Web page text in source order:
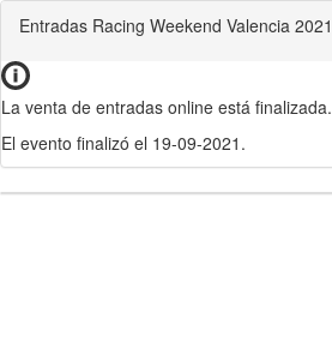
Entradas Racing Weekend Valencia 2021
La venta de entradas online está finalizada.
El evento finalizó el 19-09-2021.